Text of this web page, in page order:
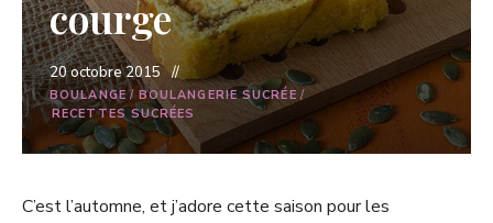
courge
20 octobre 2015
BOULANGE/ BOULANGERIE SUCRÉE /
RECETTES SUCRÉES
C’est l’automne, et j’adore cette saison pour les